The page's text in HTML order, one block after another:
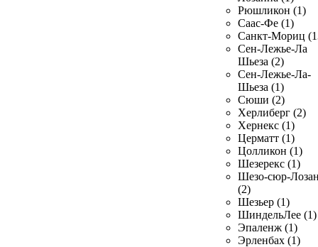
Рюшликон (1)
Саас-Фе (1)
Санкт-Мориц
Сен-Лежье-Ла
Шьеза (2)
Сен-Лежье-Ла-
Шьеза (1)
Сюши (2)
Херлиберг (2)
Хернекс (1)
Церматт (1)
Цолликон (1)
Шезерекс (1)
Шезо-сюр-
(2)
Шезьер (1)
ШиндельЛее (1)
Эпаленж (1)
Эрленбах (1)